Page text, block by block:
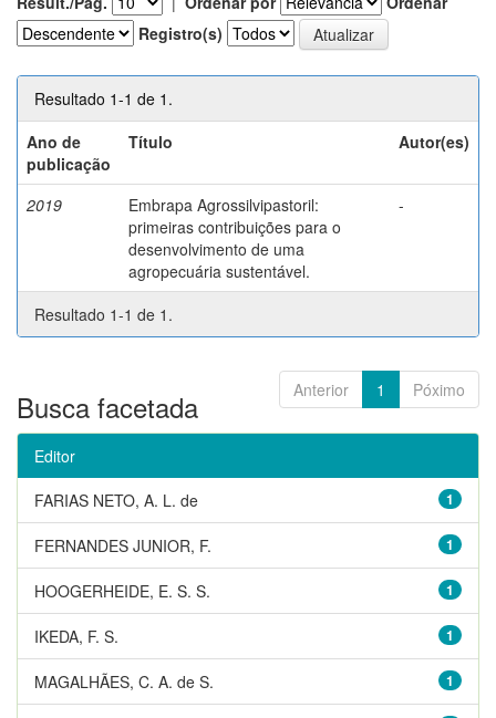
Registro(s)
Resultado 1-1 de 1.
Ano de
publicação
Título Autor(es)
2019
Embrapa Agrossilvipastoril:
primeiras contribuições para o
desenvolvimento de uma
agropecuária sustentável.
-
Resultado 1-1 de 1.
Anterior 1 Póximo
Busca facetada
Editor
1
FARIAS NETO, A. L. de
1
FERNANDES JUNIOR, F.
1
HOOGERHEIDE, E. S. S.
1
IKEDA, F. S.
1
MAGALHÃES, C. A. de S.